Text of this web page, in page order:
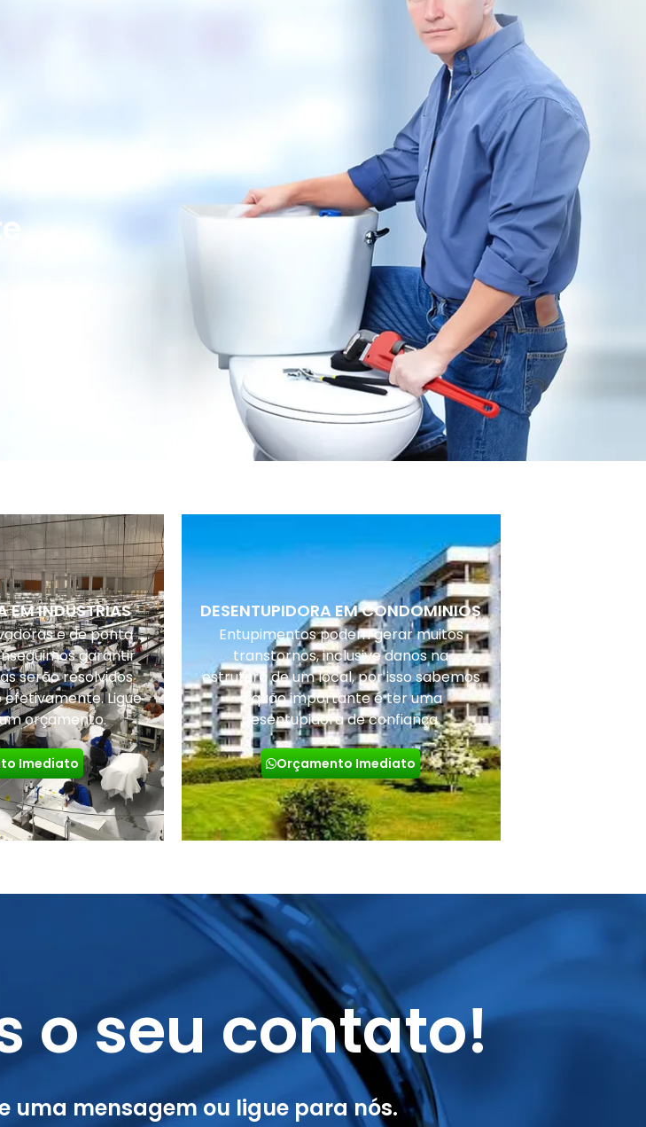
EM INDUSTRIAS
e de ponta
garantir
serão resolvidos
Ligue
orçamento.
Imediato
DESENTUPIDORA EM CONDOMINIOS
Entupimentos podem gerar muitos
transtornos, inclusive danos na
estrutura de um local, por isso sabemos
o quão importante é ter uma
desentupidora de confiança.
Orçamento Imediato
o seu contato!
uma mensagem ou ligue para nós.